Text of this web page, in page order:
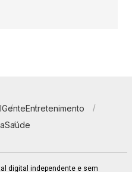
GenteEntretenimento
Saúde
digital independente e sem